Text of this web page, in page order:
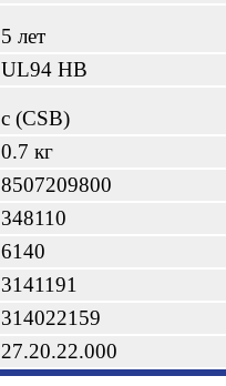
5 лет
UL94 HB
c (CSB)
0.7 кг
8507209800
348110
6140
3141191
314022159
27.20.22.000